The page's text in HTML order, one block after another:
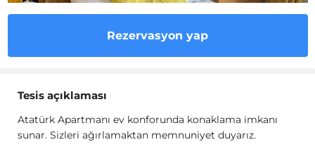
Rezervasyon yap
Tesis açıklaması
Atatürk Apartmanı ev konforunda konaklama imkanı
sunar. Sizleri ağırlamaktan memnuniyet duyarız.